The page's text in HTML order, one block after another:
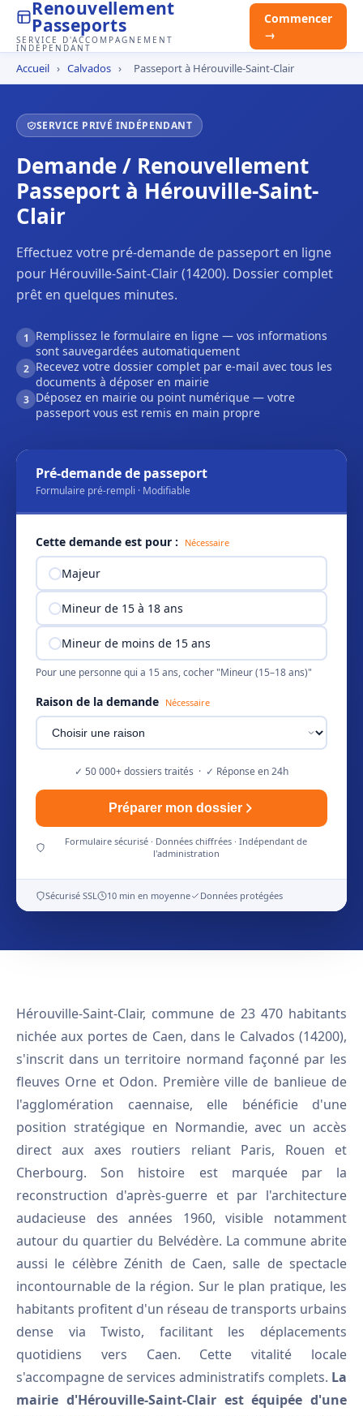
Renouvellement
Passeports
SERVICE D'ACCOMPAGNEMENT
INDÉPENDANT
Commencer
→
Accueil › Calvados › Passeport à Hérouville-Saint-Clair
SERVICE PRIVÉ INDÉPENDANT
Demande / Renouvellement
Passeport à Hérouville-Saint-
Clair
Effectuez votre pré-demande de passeport en ligne
pour Hérouville-Saint-Clair (14200). Dossier complet
prêt en quelques minutes.
1
Remplissez le formulaire en ligne — vos informations
sont sauvegardées automatiquement
2 Recevez votre dossier complet par e-mail avec tous les
documents à déposer en mairie
3 Déposez en mairie ou point numérique — votre
passeport vous est remis en main propre
Pré-demande de passeport
Formulaire pré-rempli · Modifiable
Cette demande est pour : Nécessaire
Majeur
Mineur de 15 à 18 ans
Mineur de moins de 15 ans
Pour une personne qui a 15 ans, cocher "Mineur (15–18 ans)"
Raison de la demande Nécessaire
✓ 50 000+ dossiers traités · ✓ Réponse en 24h
Préparer mon dossier
Formulaire sécurisé · Données chiffrées · Indépendant de
l'administration
Sécurisé SSL 10 min en moyenne Données protégées
Hérouville-Saint-Clair, commune de 23 470 habitants
nichée aux portes de Caen, dans le Calvados (14200),
s'inscrit dans un territoire normand façonné par les
fleuves Orne et Odon. Première ville de banlieue de
l'agglomération caennaise, elle bénéficie d'une
position stratégique en Normandie, avec un accès
direct aux axes routiers reliant Paris, Rouen et
Cherbourg. Son histoire est marquée par la
reconstruction d'après-guerre et par l'architecture
audacieuse des années 1960, visible notamment
autour du quartier du Belvédère. La commune abrite
aussi le célèbre Zénith de Caen, salle de spectacle
incontournable de la région. Sur le plan pratique, les
habitants profitent d'un réseau de transports urbains
dense via Twisto, facilitant les déplacements
quotidiens vers Caen. Cette vitalité locale
s'accompagne de services administratifs complets. La
mairie d'Hérouville-Saint-Clair est équipée d'une